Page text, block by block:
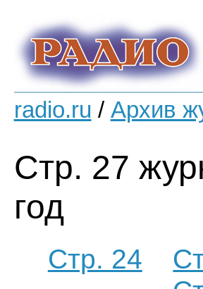
radio.ru / Архив
Стр. 27
год
Стр. 24